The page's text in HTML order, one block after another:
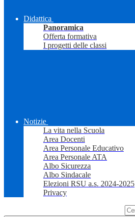
Didattica
Panoramica
Offerta formativa
I progetti delle classi
Notizie
La vita nella Scuola
Area Docenti
Area Personale Educativo
Area Personale ATA
Albo Sicurezza
Albo Sindacale
Elezioni RSU a.s. 2024-2025
Privacy